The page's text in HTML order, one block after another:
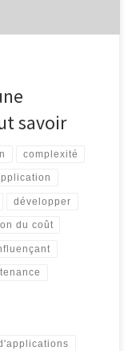
savoir
complexité
développer
du coût